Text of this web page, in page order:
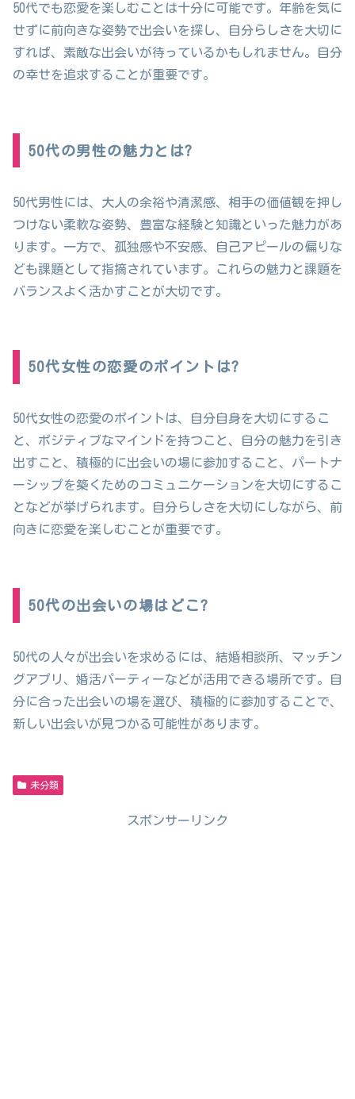
50代でも恋愛を楽しむことは十分に可能です。年齢を気に
せずに前向きな姿勢で出会いを探し、自分らしさを大切に
すれば、素敵な出会いが待っているかもしれません。自分
の幸せを追求することが重要です。
50代の男性の魅力とは?
50代男性には、大人の余裕や清潔感、相手の価値観を押し
つけない柔軟な姿勢、豊富な経験と知識といった魅力があ
ります。一方で、孤独感や不安感、自己アピールの偏りな
ども課題として指摘されています。これらの魅力と課題を
バランスよく活かすことが大切です。
50代女性の恋愛のポイントは?
50代女性の恋愛のポイントは、自分自身を大切にするこ
と、ポジティブなマインドを持つこと、自分の魅力を引き
出すこと、積極的に出会いの場に参加すること、パートナ
ーシップを築くためのコミュニケーションを大切にするこ
となどが挙げられます。自分らしさを大切にしながら、前
向きに恋愛を楽しむことが重要です。
50代の出会いの場はどこ?
50代の人々が出会いを求めるには、結婚相談所、マッチン
グアプリ、婚活パーティーなどが活用できる場所です。自
分に合った出会いの場を選び、積極的に参加することで、
新しい出会いが見つかる可能性があります。
未分類
スポンサーリンク